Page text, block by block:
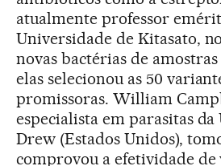
atualmente professor
Universidade de Kitasato,
novas bactérias de
elas selecionou as 50
promissoras. William
especialista em parasitas
Drew (Estados Unidos),
comprovou a efetividade de